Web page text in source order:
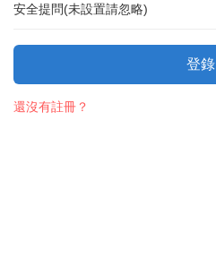
安全提問(未設置請忽略)
登錄
還沒有註冊？